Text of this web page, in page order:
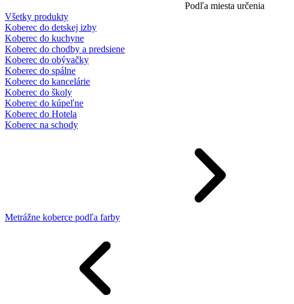
Podľa miesta určenia
Všetky produkty
Koberec do detskej izby
Koberec do kuchyne
Koberec do chodby a predsiene
Koberec do obývačky
Koberec do spálne
Koberec do kancelárie
Koberec do školy
Koberec do kúpeľne
Koberec do Hotela
Koberec na schody
Metrážne koberce podľa farby